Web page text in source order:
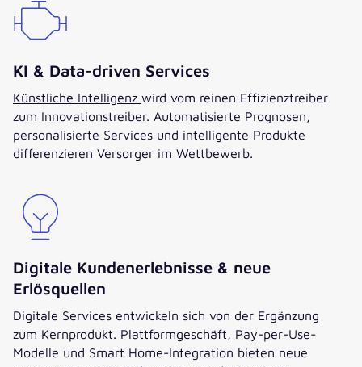
KI & Data-driven Services
Künstliche Intelligenz wird vom reinen Effizienztreiber
zum Innovationstreiber. Automatisierte Prognosen,
personalisierte Services und intelligente Produkte
differenzieren Versorger im Wettbewerb.
Digitale Kundenerlebnisse & neue
Erlösquellen
Digitale Services entwickeln sich von der Ergänzung
zum Kernprodukt. Plattformgeschäft, Pay-per-Use-
Modelle und Smart Home-Integration bieten neue